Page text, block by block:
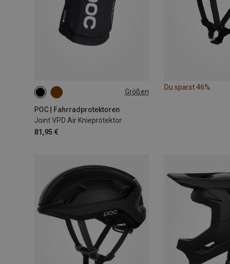
Größen
POC | Fahrradprotektoren
Joint VPD Air Knieprotektor
81,95 €
XS S
Du sparst 46%